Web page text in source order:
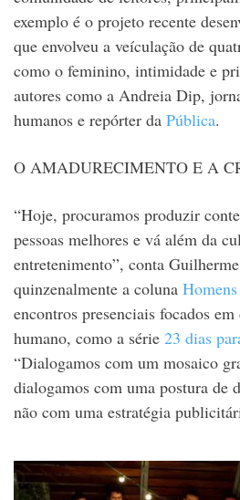
exemplo é o projeto recente
que envolveu a veículação de
como o feminino, intimidade e
autores como a Andreia Dip,
humanos e repórter da Pública.
O AMADURECIMENTO E A
“Hoje, procuramos produzir
pessoas melhores e vá além da
entretenimento”, conta
quinzenalmente a coluna
encontros presenciais focados
humano, como a série 23 dias
“Dialogamos com um mosaico
dialogamos com uma postura de
não com uma estratégia